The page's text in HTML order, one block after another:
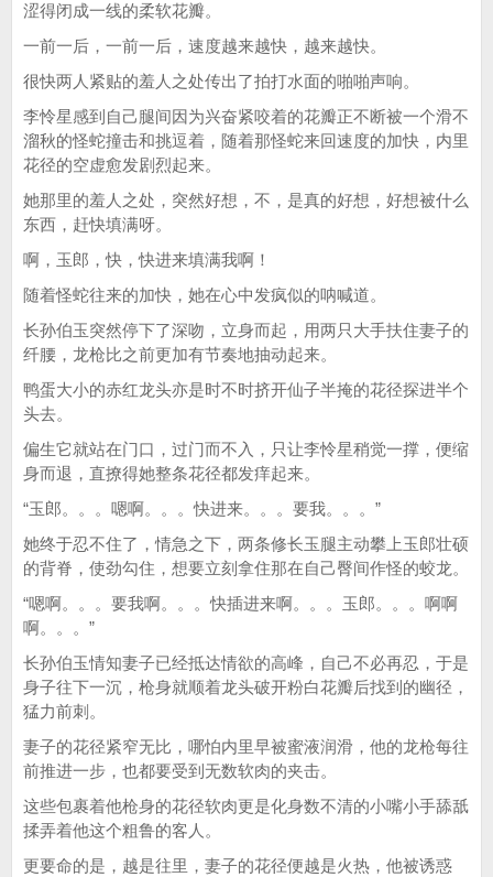
涩得闭成一线的柔软花瓣。
一前一后，一前一后，速度越来越快，越来越快。
很快两人紧贴的羞人之处传出了拍打水面的啪啪声响。
李怜星感到自己腿间因为兴奋紧咬着的花瓣正不断被一个滑不
溜秋的怪蛇撞击和挑逗着，随着那怪蛇来回速度的加快，内里
花径的空虚愈发剧烈起来。
她那里的羞人之处，突然好想，不，是真的好想，好想被什么
东西，赶快填满呀。
啊，玉郎，快，快进来填满我啊！
随着怪蛇往来的加快，她在心中发疯似的呐喊道。
长孙伯玉突然停下了深吻，立身而起，用两只大手扶住妻子的
纤腰，龙枪比之前更加有节奏地抽动起来。
鸭蛋大小的赤红龙头亦是时不时挤开仙子半掩的花径探进半个
头去。
偏生它就站在门口，过门而不入，只让李怜星稍觉一撑，便缩
身而退，直撩得她整条花径都发痒起来。
“玉郎。。。嗯啊。。。快进来。。。要我。。。”
她终于忍不住了，情急之下，两条修长玉腿主动攀上玉郎壮硕
的背脊，使劲勾住，想要立刻拿住那在自己臀间作怪的蛟龙。
“嗯啊。。。要我啊。。。快插进来啊。。。玉郎。。。啊啊
啊。。。”
长孙伯玉情知妻子已经抵达情欲的高峰，自己不必再忍，于是
身子往下一沉，枪身就顺着龙头破开粉白花瓣后找到的幽径，
猛力前刺。
妻子的花径紧窄无比，哪怕内里早被蜜液润滑，他的龙枪每往
前推进一步，也都要受到无数软肉的夹击。
这些包裹着他枪身的花径软肉更是化身数不清的小嘴小手舔舐
揉弄着他这个粗鲁的客人。
更要命的是，越是往里，妻子的花径便越是火热，他被诱惑